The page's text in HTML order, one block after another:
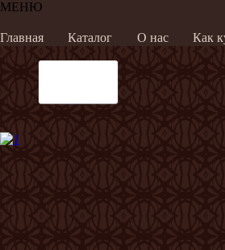
МЕНЮ
Главная Каталог О нас Как